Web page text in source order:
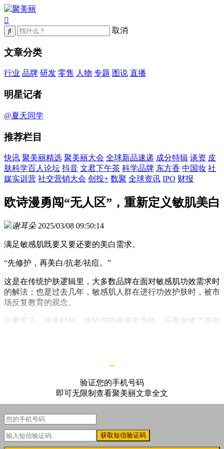
取消
文章分类
行业 品牌 研发 零售 人物 专题 图说 直播
明星记者
@夏天同学
推荐栏目
快讯 聚美丽精选 聚美丽大会 全球新品速递 成分特辑 谈资 皮
肤科学百人论坛 抖音 文君下午茶 科学品牌 东方香 中国妆 社
媒实训营 社交营销大会 创投+ 数聚 全球资讯 IPO 财报
欧诗漫勇闯“无人区”，重新定义敏肌美白
谢耳朵 2025/03/08 09:50:14
满足敏感肌既要又要还要的美白需求。
“先修护，再美白/抗老/祛痘。”
这是在传统护肤逻辑里，大多数品牌在面对敏感肌功效需求时
的解法；也是过去几年，敏感肌人群在进行功效护肤时，被市
场反复教育的观念。
但事实上，很多时候，修护与功效各自为战，反而加速了面部
验证您的手机号码
即可无限制查看聚美丽文章全文
获取短信验证码